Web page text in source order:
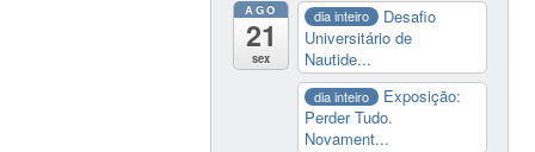
AGO
21
sex
dia inteiro
Desafio
Universitário de
Nautide...
dia inteiro
Exposição:
Perder Tudo.
Novament...